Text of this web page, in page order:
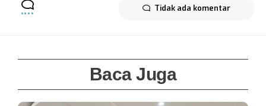
Tidak ada komentar
Baca Juga